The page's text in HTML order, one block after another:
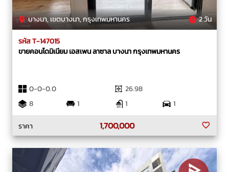
บางนา, เขตบางนา, กรุงเทพมหานคร 2 วัน
รหัส T-147015
ขายคอนโดมิเนียม เอสเพน ลาซาล บางนา กรุงเทพมหานคร
0-0-0.0
26.98
8
1 1
1
ราคา
1,700,000